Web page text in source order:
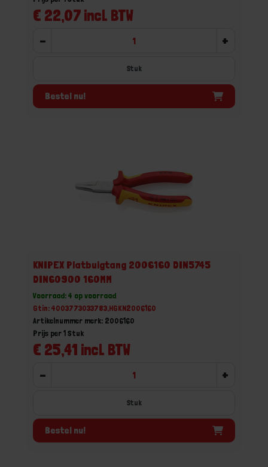
€ 22,07 incl. BTW
- +
Stuk
Bestel nu!
KNIPEX Platbuigtang 2006160 DIN5745
DIN60900 160MM
Voorraad: 4 op voorraad
Gtin: 4003773033783,HGKN2006160
Artikelnummer merk: 2006160
€ 25,41 incl. BTW
Prijs per 1 Stuk
- +
Stuk
Bestel nu!